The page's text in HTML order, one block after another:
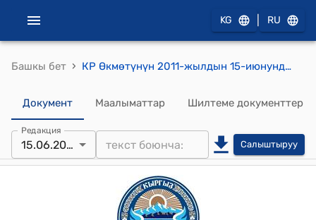
KG RU
Башкы бет › КР Өкмөтүнүн 2011-жылдын 15-июнундагы № 232-б (Европа союзу - Кыргыз Республикасынын кызматташтыгы боюнча комитеттин онунчу жыйынынын жана Европа союзу - Кыргыз Республикасынын Соода жана инвестициялар боюнча чакан комитетинин он биринчи жыйынынын ишине катышуу үчүн Кыргыз Республикасынын Өкмөтүнүн төмөнкү курамдагы делегациясы бекитүү боюнча) буйругу
Документ Маалыматтар Шилтеме документтер
Редакция
15.06.2011 Салыштыруу